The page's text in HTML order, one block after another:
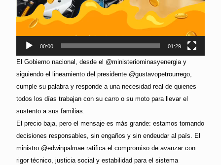
00:00 01:29
El Gobierno nacional, desde el @ministeriominasyenergia y
siguiendo el lineamiento del presidente @gustavopetrourrego,
cumple su palabra y responde a una necesidad real de quienes
todos los días trabajan con su carro o su moto para llevar el
sustento a sus familias.
El precio baja, pero el mensaje es más grande: estamos tomando
decisiones responsables, sin engaños y sin endeudar al país. El
ministro @edwinpalmae ratifica el compromiso de avanzar con
rigor técnico, justicia social y estabilidad para el sistema